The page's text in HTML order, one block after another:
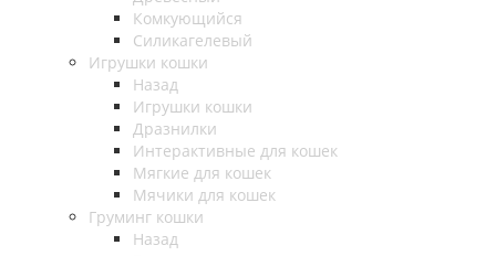
Комкующийся
Силикагелевый
Игрушки кошки
Назад
Игрушки кошки
Дразнилки
Интерактивные для кошек
Мягкие для кошек
Мячики для кошек
Груминг кошки
Назад